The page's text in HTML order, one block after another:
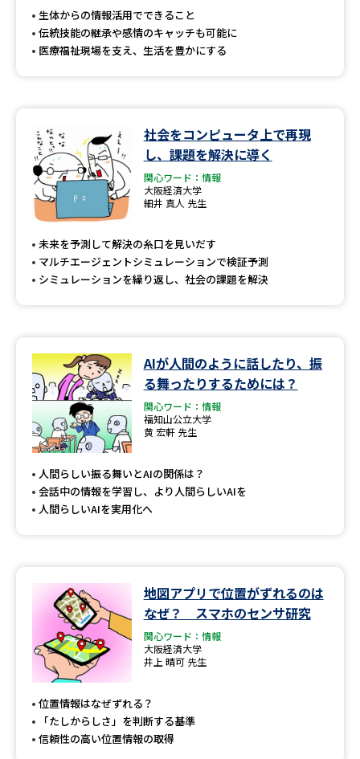
生体からの情報活用でできること
伝統技能の継承や感情のキャッチも可能に
医療福祉現場を支え、生活を豊かにする
社会をコンピュータ上で再現
し、課題を解決に導く
関心ワード：情報
大阪経済大学
細井 真人 先生
未来を予測して解決の糸口を見いだす
マルチエージェントシミュレーションで検証予測
シミュレーションを繰り返し、社会の課題を解決
AIが人間のように話したり、振
る舞ったりするためには？
関心ワード：情報
福知山公立大学
黄 宏軒 先生
人間らしい振る舞いとAIの関係は？
会話中の情報を学習し、より人間らしいAIを
人間らしいAIを実用化へ
地図アプリで位置がずれるのは
なぜ？ スマホのセンサ研究
関心ワード：情報
大阪経済大学
井上 晴可 先生
位置情報はなぜずれる？
「たしからしさ」を判断する基準
信頼性の高い位置情報の取得